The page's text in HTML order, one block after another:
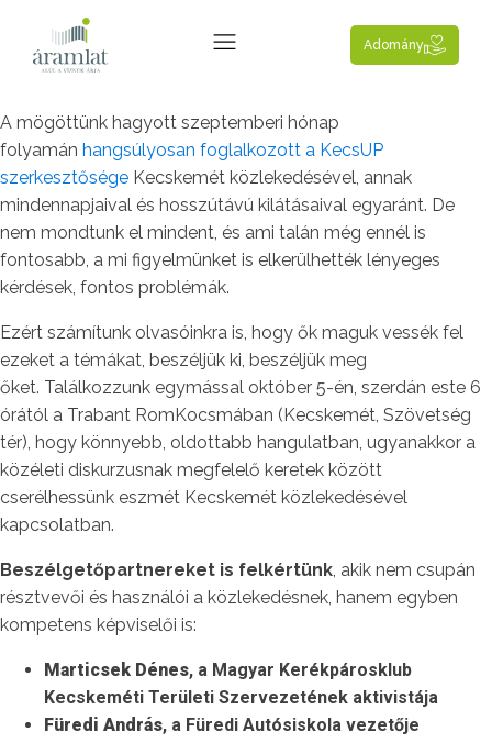
Adomány
A mögöttünk hagyott szeptemberi hónap
folyamán hangsúlyosan foglalkozott a KecsUP
szerkesztősége Kecskemét közlekedésével, annak
mindennapjaival és hosszútávú kilátásaival egyaránt. De
nem mondtunk el mindent, és ami talán még ennél is
fontosabb, a mi figyelmünket is elkerülhették lényeges
kérdések, fontos problémák.
Ezért számítunk olvasóinkra is, hogy ők maguk vessék fel
ezeket a témákat, beszéljük ki, beszéljük meg
őket. Találkozzunk egymással október 5-én, szerdán este 6
órától a Trabant RomKocsmában (Kecskemét, Szövetség
tér), hogy könnyebb, oldottabb hangulatban, ugyanakkor a
közéleti diskurzusnak megfelelő keretek között
cserélhessünk eszmét Kecskemét közlekedésével
kapcsolatban.
Beszélgetőpartnereket is felkértünk, akik nem csupán
résztvevői és használói a közlekedésnek, hanem egyben
kompetens képviselői is:
Marticsek Dénes, a Magyar Kerékpárosklub
Kecskeméti Területi Szervezetének aktivistája
Füredi András, a Füredi Autósiskola vezetője